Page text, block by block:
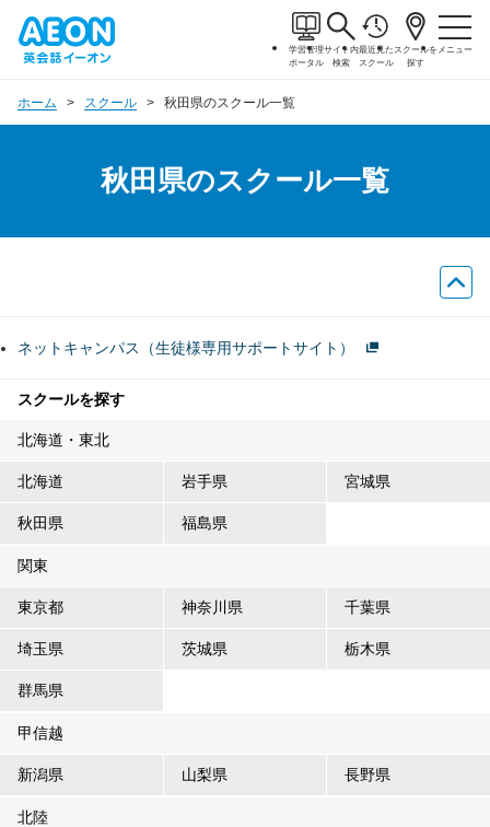
学習管理
ポータル
サイト内
検索
最近見た
スクール
スクールを
探す
メニュー
ホーム スクール 秋田県のスクール一覧
秋田県のスクール一覧
ネットキャンパス（生徒様専用サポートサイト）
スクールを探す
北海道・東北
北海道 岩手県 宮城県
秋田県 福島県
関東
東京都 神奈川県 千葉県
埼玉県 茨城県 栃木県
群馬県
甲信越
新潟県 山梨県 長野県
北陸